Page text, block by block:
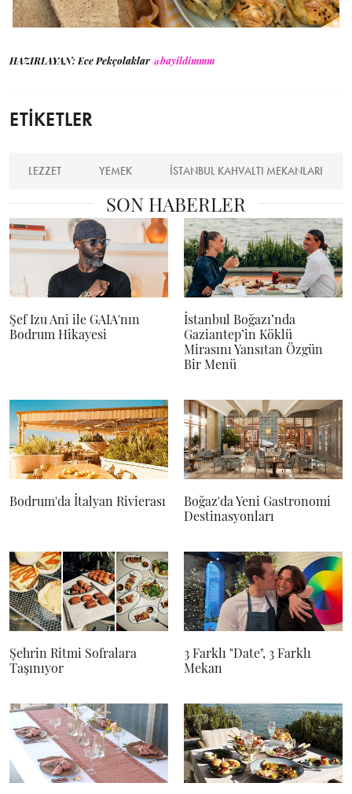
HAZIRLAYAN: Ece Pekçolaklar@bayildimmm
ETİKETLER
LEZZET YEMEK İSTANBUL KAHVALTI MEKANLARI
SON HABERLER
Şef Izu Ani ile GAIA'nın
Bodrum Hikayesi
İstanbul Boğazı’nda
Gaziantep’in Köklü
Mirasını Yansıtan Özgün
Bir Menü
Bodrum'da İtalyan Rivierası
Boğaz'da Yeni Gastronomi
Destinasyonları
Şehrin Ritmi Sofralara
Taşınıyor
3 Farklı "Date", 3 Farklı
Mekan